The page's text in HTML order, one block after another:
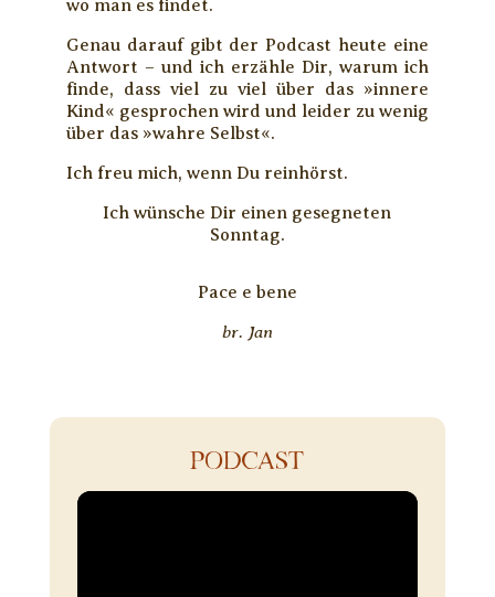
wo man es findet.
Genau darauf gibt der Podcast heute eine
Antwort – und ich erzähle Dir, warum ich
finde, dass viel zu viel über das »innere
Kind« gesprochen wird und leider zu wenig
über das »wahre Selbst«.
Ich freu mich, wenn Du reinhörst.
Ich wünsche Dir einen gesegneten
Sonntag.
Pace e bene
br. Jan
PODCAST